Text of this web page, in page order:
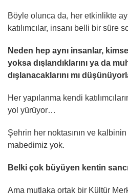
Böyle olunca da, her etkinlikte
katılımcılar, insanı belli bir süre
Neden hep aynı insanlar,
yoksa dışlandıklarını ya da
dışlanacaklarını mı
Her yapılanma kendi
yol yürüyor…
Şehrin her noktasının ve
mabedimiz yok.
Belki çok büyüyen kentin
Ama mutlaka ortak bir Kültür